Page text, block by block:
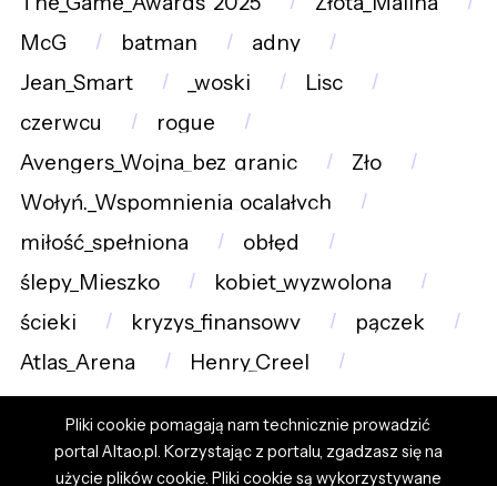
McG
batman
adny
Jean_Smart
_woski
Lisc
czerwcu
rogue
Avengers_Wojna_bez_granic
Zło
Wołyń._Wspomnienia_ocalałych
miłość_spełniona
obłęd
ślepy_Mieszko
kobiet_wyzwolona
ścieki
kryzys_finansowy
pączek
Atlas_Arena
Henry_Creel
Pliki cookie pomagają nam technicznie prowadzić
portal Altao.pl. Korzystając z portalu, zgadzasz się na
użycie plików cookie. Pliki cookie są wykorzystywane